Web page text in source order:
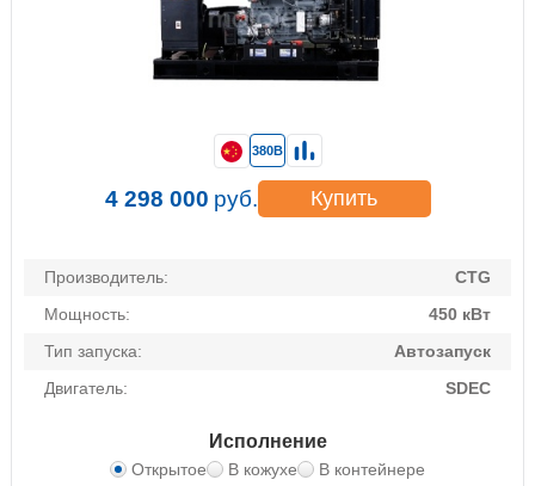
Производитель:
CTG
Мощность:
450 кВт
Тип запуска:
Автозапуск
Двигатель:
SDEC
Исполнение
Открытое В кожухе В контейнере
380В
4 298 000 руб. Купить